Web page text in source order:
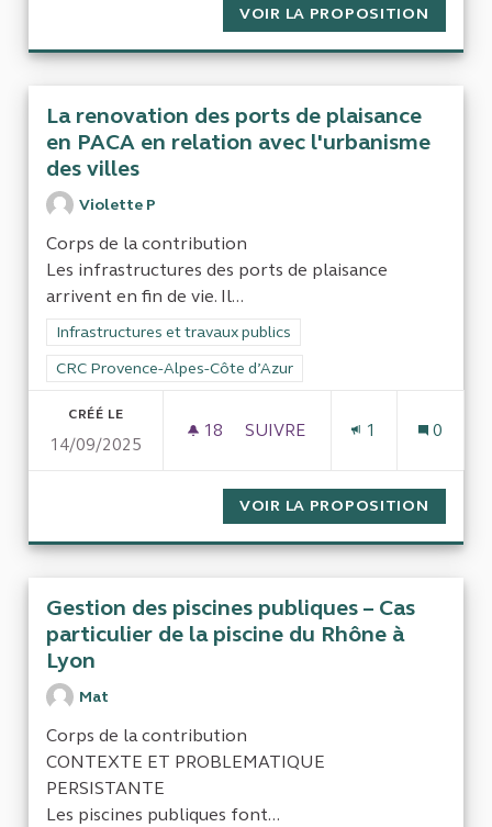
VOIR LA PROPOSITION
La renovation des ports de plaisance
en PACA en relation avec l'urbanisme
des villes
Violette P
Corps de la contribution
Les infrastructures des ports de plaisance
arrivent en fin de vie. Il...
Filtrer les résultats de la catégorie : Infrastructures et
Infrastructures et travaux publics
Filtrer les résultats pour le secteur : CRC Provence-Alpes-
CRC Provence-Alpes-Côte d’Azur
CRÉÉ LE
14/09/2025
18 18 ABONNÉS
SUIVRE
1 0
VOIR LA PROPOSITION
Gestion des piscines publiques – Cas
particulier de la piscine du Rhône à
Lyon
Mat
Corps de la contribution
CONTEXTE ET PROBLEMATIQUE
PERSISTANTE
Les piscines publiques font...